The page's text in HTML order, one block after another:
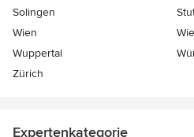
Solingen
Wien
Wuppertal
Zürich
Expertenkategorie